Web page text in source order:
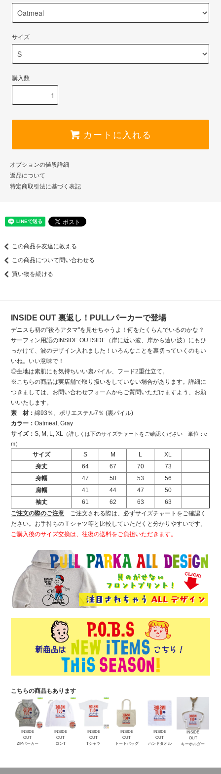
サイズ
購入数
カートに入れる
オプションの値段詳細
返品について
特定商取引法に基づく表記
この商品を友達に教える
この商品について問い合わせる
買い物を続ける
INSIDE OUT 裏返し！PULLパーカーで登場
デニスも初の"後ろアタマ"を見せちゃうよ！何をたくらんでいるのかな？
サーフィン用語のINSIDE OUTSIDE（岸に近い波、岸から遠い波）にもひ
っかけて、波のデザイン入れました！いろんなことを裏切っていくのもい
いね。いい意味で！
◎生地は素肌にも気持ちいい裏パイル、フード2重仕立て。
※こちらの商品は実店舗で取り扱いをしていない場合があります。詳細に
つきましては、お問い合わせフォームからご質問いただけますよう、お願
いいたします。
素 材：綿93％、ポリエステル7％ (裏パイル)
カラー：Oatmeal, Gray
サイズ：S, M, L, XL
（詳しくは下のサイズチャートをご確認ください 単位：c
m）
サイズ S M L
XL
身丈
64 67 70
73
身幅
47 50 53
56
肩幅
41 44 47
50
袖丈
61 62 63
63
ご注文の際のご注意 ご注文される際は、必ずサイズチャートをご確認く
ださい。お手持ちのＴシャツ等と比較していただくと分かりやすいです。
ご購入後のサイズ交換は、往復の送料をご負担いただきます。
こちらの商品もあります
INSIDE
OUT
ZIPパーカー
INSIDE
OUT
ロンT
INSIDE
OUT
Tシャツ
INSIDE
OUT
トートバッグ
INSIDE
OUT
ハンドタオル
INSIDE
OUT
キーホルダー